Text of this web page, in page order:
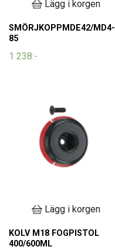
Lägg i korgen
SMÖRJKOPPMDE42/MD4-
85
1 238:-
Lägg i korgen
KOLV M18 FOGPISTOL
400/600ML